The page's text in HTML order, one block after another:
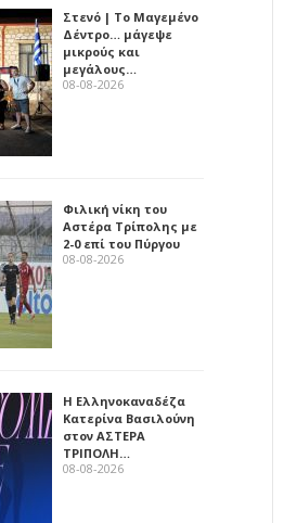
Στενό | Το Μαγεμένο
Δέντρο… μάγεψε
μικρούς και
μεγάλους…
08-08-2026
Φιλική νίκη του
Αστέρα Τρίπολης με
2-0 επί του Πύργου
08-08-2026
Η Ελληνοκαναδέζα
Κατερίνα Βασιλούνη
στον ΑΣΤΕΡΑ
ΤΡΙΠΟΛΗ…
08-08-2026